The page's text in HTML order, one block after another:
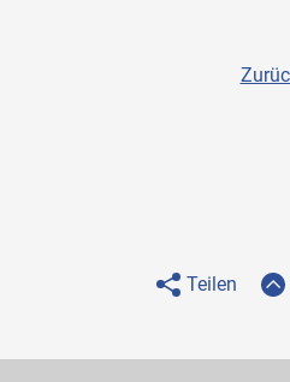
Teilen